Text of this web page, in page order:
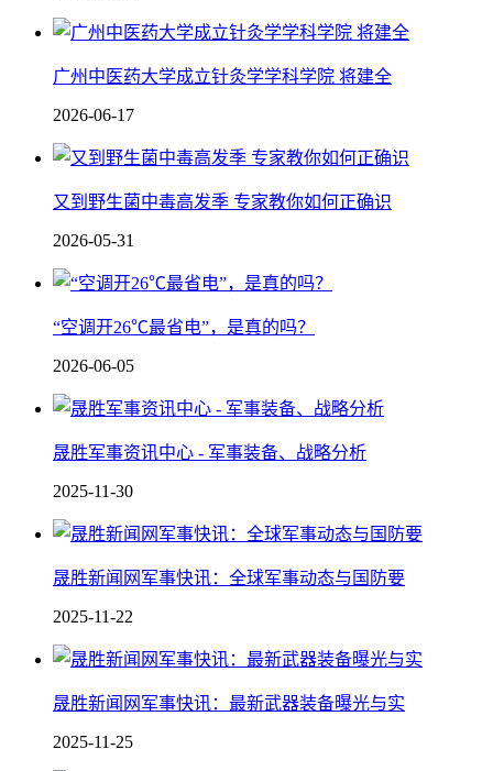
广州中医药大学成立针灸学学科学院 将建全
2026-06-17
又到野生菌中毒高发季 专家教你如何正确识
2026-05-31
“空调开26℃最省电”，是真的吗？
2026-06-05
晟胜军事资讯中心 - 军事装备、战略分析
2025-11-30
晟胜新闻网军事快讯：全球军事动态与国防要
2025-11-22
晟胜新闻网军事快讯：最新武器装备曝光与实
2025-11-25